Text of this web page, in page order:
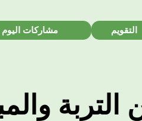
مشاركات اليوم